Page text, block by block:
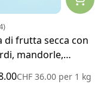
di frutta secca con
mandorle,
CHF 36.00 per 1 kg